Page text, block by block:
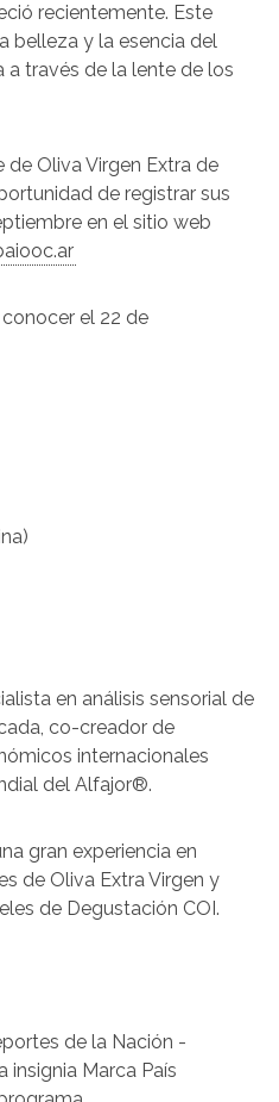
recientemente. Este
belleza y la esencia del
a través de la lente de los
Oliva Virgen Extra de
de registrar sus
en el sitio web
el 22 de
en análisis sensorial de
co-creador de
internacionales
del Alfajor®.
gran experiencia en
de Oliva Extra Virgen y
de Degustación COI.
de la Nación -
insignia Marca País